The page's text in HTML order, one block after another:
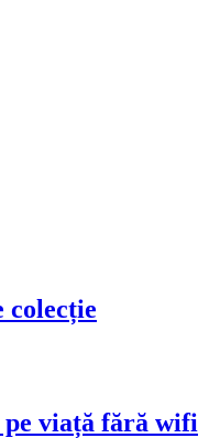
colecție
viață fără wifi